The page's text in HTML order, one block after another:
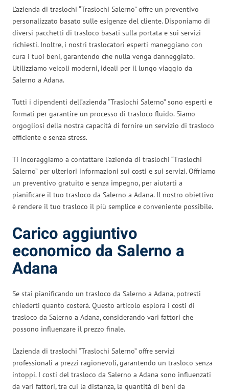
L’azienda di traslochi “Traslochi Salerno” offre un preventivo
personalizzato basato sulle esigenze del cliente. Disponiamo di
diversi pacchetti di trasloco basati sulla portata e sui servizi
richiesti. Inoltre, i nostri traslocatori esperti maneggiano con
cura i tuoi beni, garantendo che nulla venga danneggiato.
Utilizziamo veicoli moderni, ideali per il lungo viaggio da
Salerno a Adana.
Tutti i dipendenti dell’azienda “Traslochi Salerno” sono esperti e
formati per garantire un processo di trasloco fluido. Siamo
orgogliosi della nostra capacità di fornire un servizio di trasloco
efficiente e senza stress.
Ti incoraggiamo a contattare l’azienda di traslochi “Traslochi
Salerno” per ulteriori informazioni sui costi e sui servizi. Offriamo
un preventivo gratuito e senza impegno, per aiutarti a
pianificare il tuo trasloco da Salerno a Adana. Il nostro obiettivo
è rendere il tuo trasloco il più semplice e conveniente possibile.
Carico aggiuntivo
economico da Salerno a
Adana
Se stai pianificando un trasloco da Salerno a Adana, potresti
chiederti quanto costerà. Questo articolo esplora i costi di
trasloco da Salerno a Adana, considerando vari fattori che
possono influenzare il prezzo finale.
L’azienda di traslochi “Traslochi Salerno” offre servizi
professionali a prezzi ragionevoli, garantendo un trasloco senza
intoppi. I costi del trasloco da Salerno a Adana sono influenzati
da vari fattori, tra cui la distanza, la quantità di beni da